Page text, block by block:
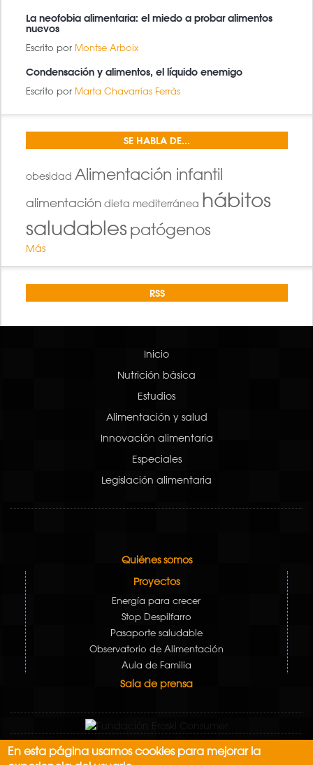
La neofobia alimentaria: el miedo a probar alimentos
nuevos
Escrito por Montse Arboix
Condensación y alimentos, el líquido enemigo
Escrito por Marta Chavarrías Ferràs
SE HABLA DE...
obesidad Alimentación infantil
alimentación dieta mediterránea hábitos
saludablespatógenos
Más
RSS
Inicio
Nutrición básica
Estudios
Alimentación y salud
Innovación alimentaria
Especiales
Legislación alimentaria
Quiénes somos
Proyectos
Energía para crecer
Stop Despilfarro
Pasaporte saludable
Observatorio de Alimentación
Aula de Familia
Sala de prensa
Aviso Legal
En esta página usamos cookies para mejorar la